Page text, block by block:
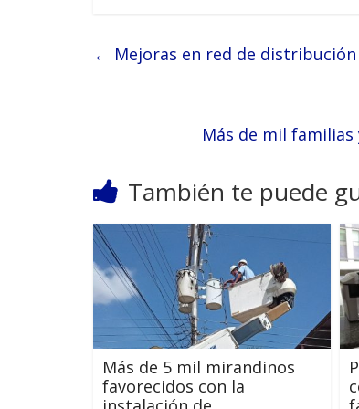
← Mejoras en red de
Más de mil
También te puede
Más de 5 mil mirandinos
favorecidos con la